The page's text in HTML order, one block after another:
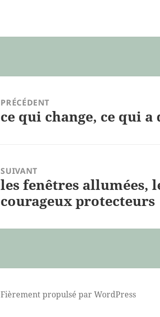
PRÉCÉDENT
Article
ce qui change, ce qui
SUIVANT
Article
suivant :
les fenêtres allumées,
courageux protecteurs
Fièrement propulsé par WordPress